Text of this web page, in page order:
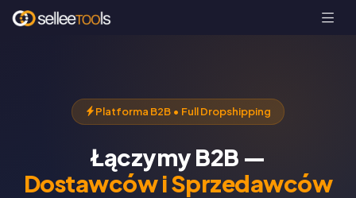
Platforma B2B • Full Dropshipping
Łączymy B2B —
Dostawców i Sprzedawców